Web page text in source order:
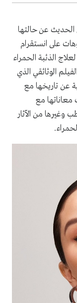
الحديث عن حالتها
على انستقرام
الذئبة الحمراء
الوثائقي الذي
عن تاريخها مع
مع
وغيرها من الآثار